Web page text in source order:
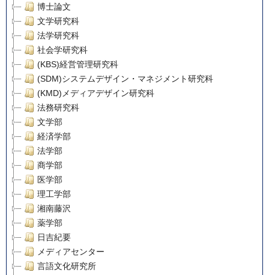
博士論文
文学研究科
法学研究科
社会学研究科
(KBS)経営管理研究科
(SDM)システムデザイン・マネジメント研究科
(KMD)メディアデザイン研究科
法務研究科
文学部
経済学部
法学部
商学部
医学部
理工学部
湘南藤沢
薬学部
日吉紀要
メディアセンター
言語文化研究所